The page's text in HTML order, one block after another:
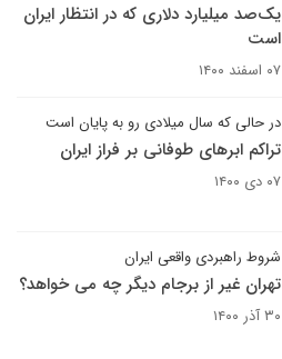
یک‌صد میلیارد دلاری که در انتظار ایران
است
۰۷ اسفند ۱۴۰۰
در حالی که سال میلادی رو به پایان است
تراکم ابرهای طوفانی بر فراز ایران
۰۷ دی ۱۴۰۰
شروط راهبردی واقعی ایران
تهران غیر از برجام دیگر چه می خواهد؟
۳۰ آذر ۱۴۰۰